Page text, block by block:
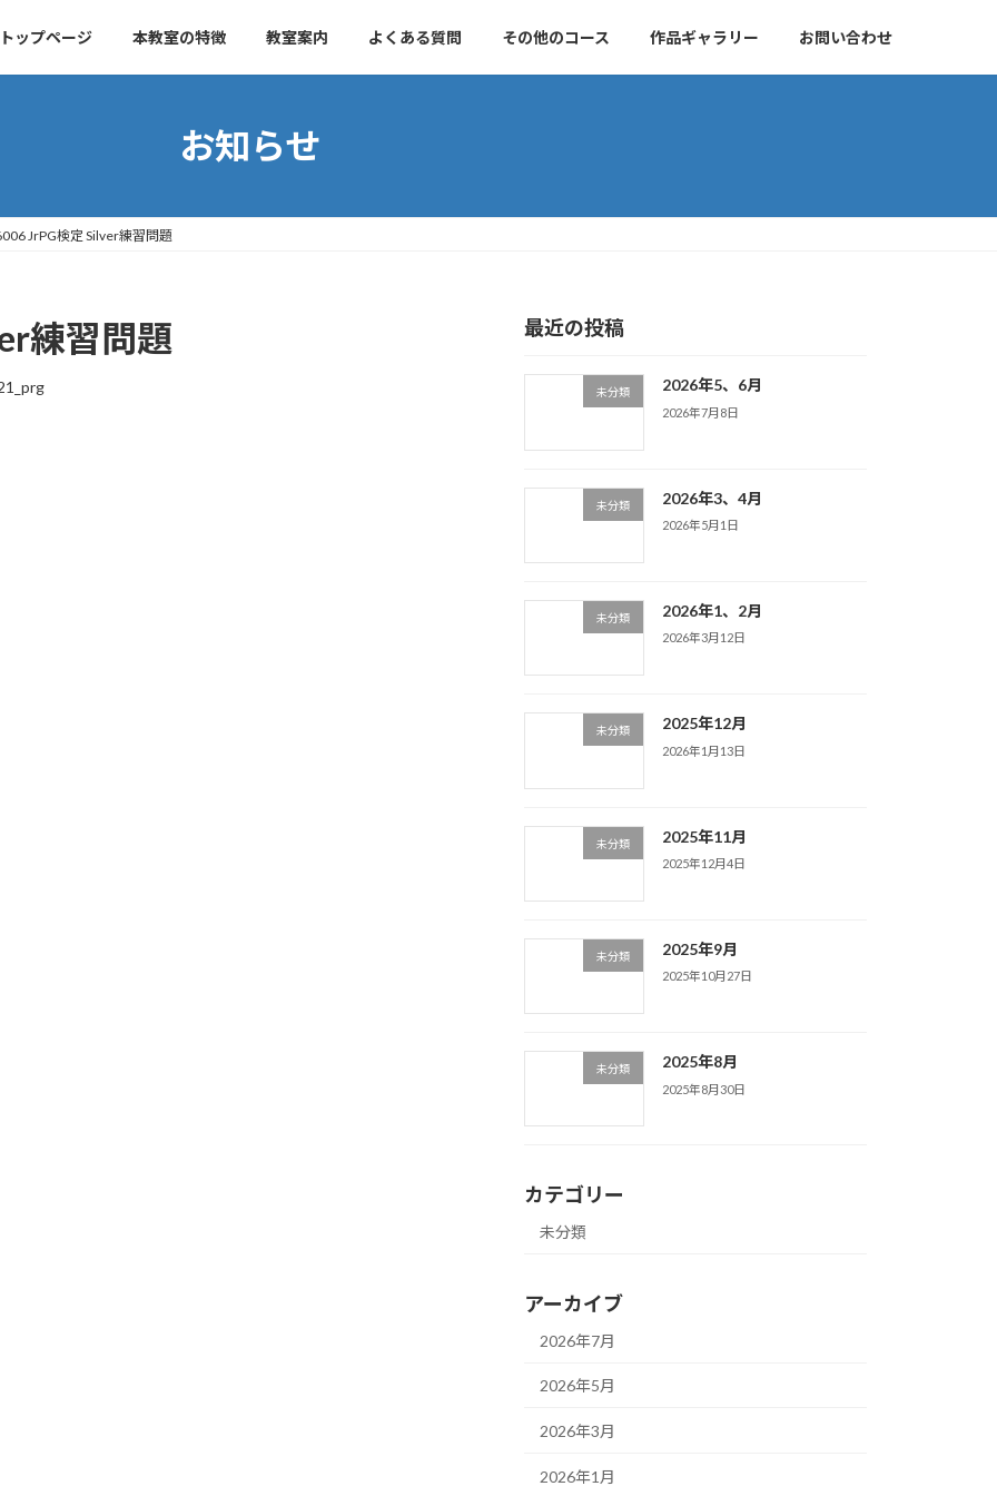
トップページ 本教室の特徴 教室案内 よくある質問 その他のコース 作品ギャラリー お問い合わせ
お知らせ
JrPG検定 Silver練習問題
練習問題 最近の投稿
未分類 2026年5、6月
2026年7月8日
未分類 2026年3、4月
2026年5月1日
未分類 2026年1、2月
2026年3月12日
未分類 2025年12月
2026年1月13日
未分類 2025年11月
2025年12月4日
未分類 2025年9月
2025年10月27日
未分類 2025年8月
2025年8月30日
カテゴリー
未分類
アーカイブ
2026年7月
2026年5月
2026年3月
2026年1月